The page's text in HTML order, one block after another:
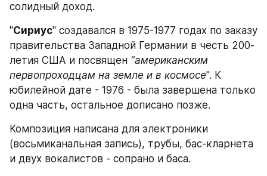
солидный доход.
"Сириус" создавался в 1975-1977 годах по заказу
правительства Западной Германии в честь 200-
летия США и посвящен "американским
первопроходцам на земле и в космосе". К
юбилейной дате - 1976 - была завершена только
одна часть, остальное дописано позже.
Композиция написана для электроники
(восьмиканальная запись), трубы, бас-кларнета
и двух вокалистов - сопрано и баса.